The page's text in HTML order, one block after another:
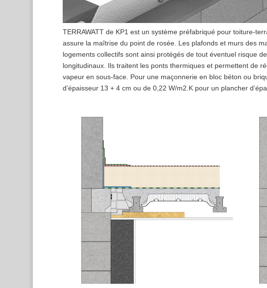
TERRAWATT de KP1 est un système préfabriqué pour toiture-
assure la maîtrise du point de rosée. Les plafonds et murs des
logements collectifs sont ainsi protégés de tout éventuel risque
longitudinaux. Ils traitent les ponts thermiques et permettent de
vapeur en sous-face. Pour une maçonnerie en bloc béton ou
d’épaisseur 13 + 4 cm ou de 0,22 W/m2.K pour un plancher